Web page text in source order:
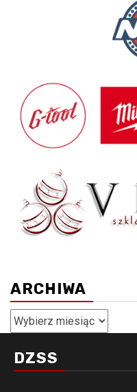
ARCHIWA
Archiwa
DZSS